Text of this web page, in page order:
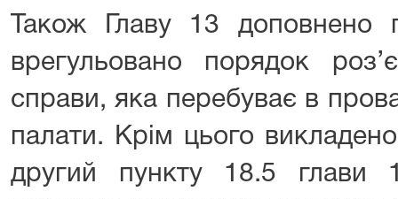
Також Главу 13 доповнено
врегульовано порядок
справи, яка перебуває в
палати. Крім цього
другий пункту 18.5 глави